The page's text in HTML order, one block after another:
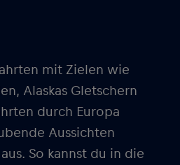
mit Zielen wie
Alaskas Gletschern
durch Europa
Aussichten
So kannst du in die